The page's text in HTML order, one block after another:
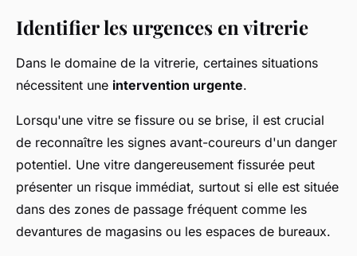
Identifier les urgences en vitrerie
Dans le domaine de la vitrerie, certaines situations
nécessitent une intervention urgente.
Lorsqu'une vitre se fissure ou se brise, il est crucial
de reconnaître les signes avant-coureurs d'un danger
potentiel. Une vitre dangereusement fissurée peut
présenter un risque immédiat, surtout si elle est située
dans des zones de passage fréquent comme les
devantures de magasins ou les espaces de bureaux.